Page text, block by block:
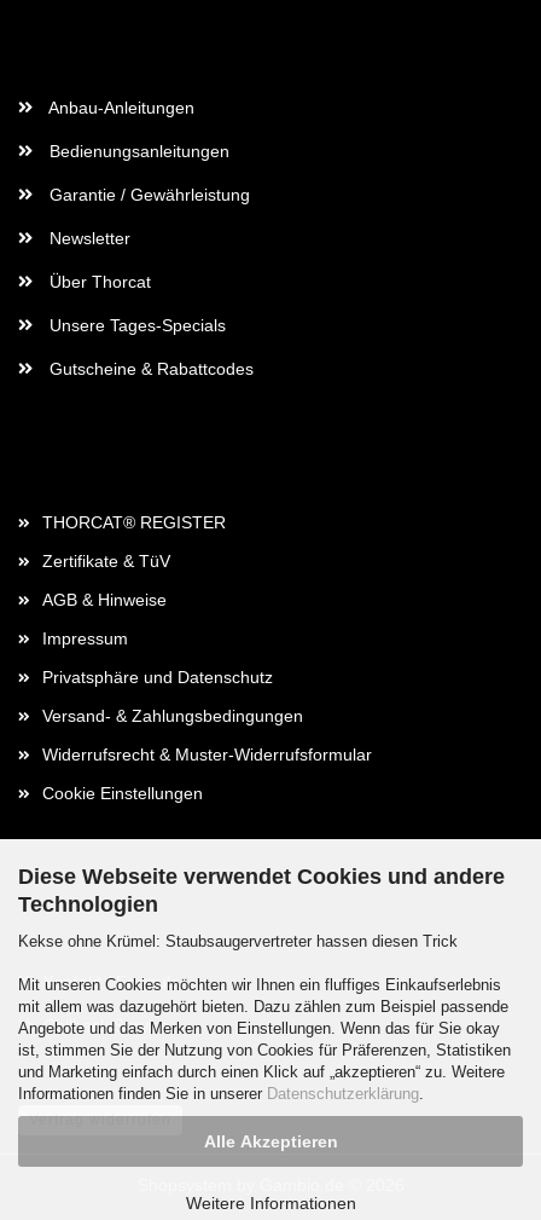
Diese Webseite verwendet Cookies und andere
Technologien
Kekse ohne Krümel: Staubsaugervertreter hassen diesen Trick
Mit unseren Cookies möchten wir Ihnen ein fluffiges Einkaufserlebnis
mit allem was dazugehört bieten. Dazu zählen zum Beispiel passende
Angebote und das Merken von Einstellungen. Wenn das für Sie okay
ist, stimmen Sie der Nutzung von Cookies für Präferenzen, Statistiken
und Marketing einfach durch einen Klick auf „akzeptieren“ zu. Weitere
Informationen finden Sie in unserer Datenschutzerklärung.
Alle Akzeptieren
Weitere Informationen
Anbau-Anleitungen
Bedienungsanleitungen
Garantie / Gewährleistung
Newsletter
Über Thorcat
Unsere Tages-Specials
Gutscheine & Rabattcodes
THORCAT® REGISTER
Zertifikate & TüV
AGB & Hinweise
Impressum
Privatsphäre und Datenschutz
Versand- & Zahlungsbedingungen
Widerrufsrecht & Muster-Widerrufsformular
Cookie Einstellungen
Kontaktdaten
Kontakt / Formular
Callback Service
Vertrag widerrufen